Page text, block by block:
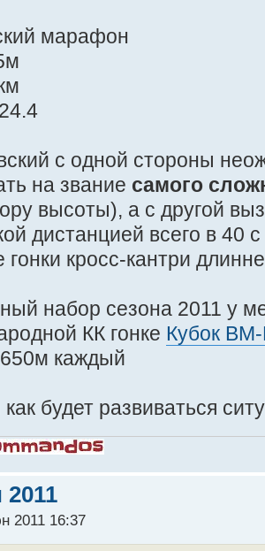
марафон
с одной стороны
на звание самого
высоты), а с другой
дистанцией всего в 40
гонки кросс-кантри
набор сезона 2011 у
КК гонке Кубок
каждый
будет развиваться
2011
2011 16:37